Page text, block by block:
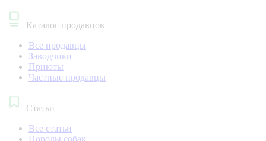
Каталог продавцов
Все продавцы
Заводчики
Приюты
Частные продавцы
Статьи
Все статьи
Породы собак